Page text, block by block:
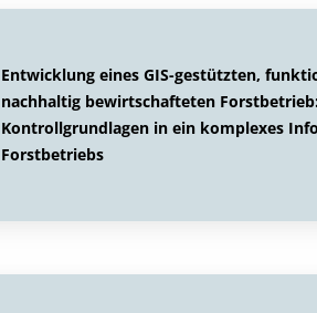
Entwicklung eines GIS-gestützten,
nachhaltig bewirtschafteten
Kontrollgrundlagen in ein komplexes
Forstbetriebs